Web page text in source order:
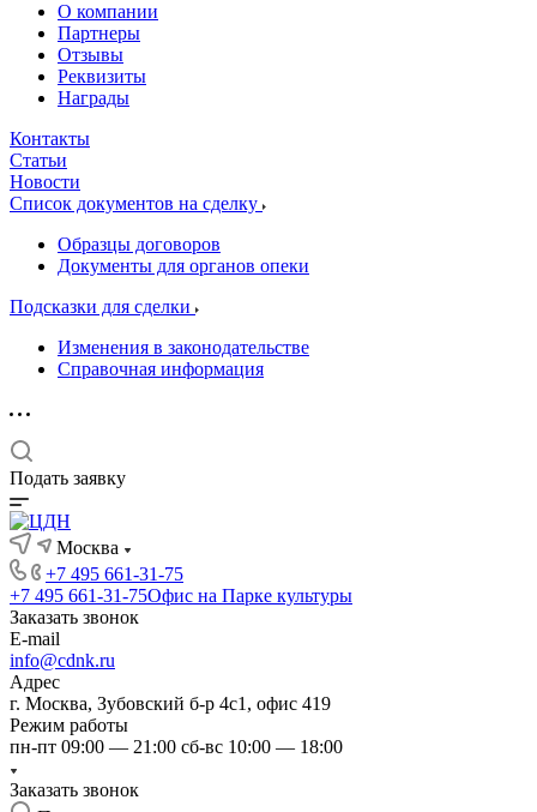
О компании
Партнеры
Отзывы
Реквизиты
Награды
Контакты
Статьи
Новости
Список документов на сделку
Образцы договоров
Документы для органов опеки
Подсказки для сделки
Изменения в законодательстве
Справочная информация
Подать заявку
Москва
+7 495 661-31-75
+7 495 661-31-75Офис на Парке культуры
Заказать звонок
E-mail
info@cdnk.ru
Адрес
г. Москва, Зубовский б-р 4с1, офис 419
Режим работы
пн-пт 09:00 — 21:00 сб-вс 10:00 — 18:00
Заказать звонок